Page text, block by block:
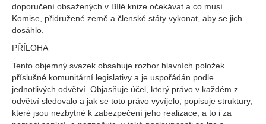
doporučení obsažených v Bílé knize očekávat a co musí
Komise, přidružené země a členské státy vykonat, aby se jich
dosáhlo.
PŘÍLOHA
Tento objemný svazek obsahuje rozbor hlavních položek
příslušné komunitární legislativy a je uspořádán podle
jednotlivých odvětví. Objasňuje účel, který právo v každém z
odvětví sledovalo a jak se toto právo vyvíjelo, popisuje struktury,
které jsou nezbytné k zabezpečení jeho realizace, a to i za